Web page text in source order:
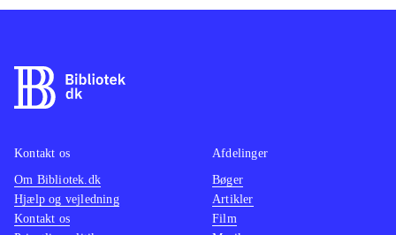
Kontakt os
Om Bibliotek.dk
Hjælp og vejledning
Kontakt os
Afdelinger
Bøger
Artikler
Film